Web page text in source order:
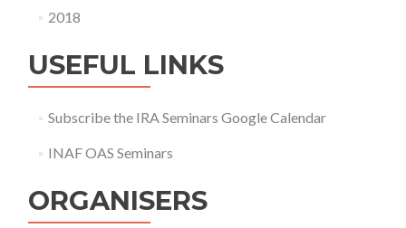
2018
USEFUL LINKS
Subscribe the IRA Seminars Google Calendar
INAF OAS Seminars
ORGANISERS